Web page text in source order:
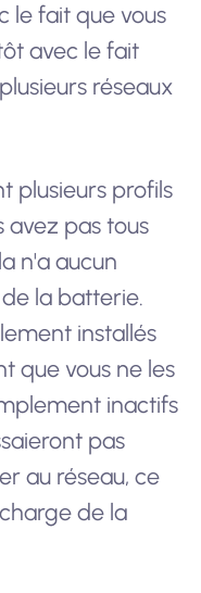
le fait que vous
avec le fait
réseaux
plusieurs profils
avez pas tous
n'a aucun
la batterie.
installés
que vous ne les
inactifs
pas
au réseau, ce
de la